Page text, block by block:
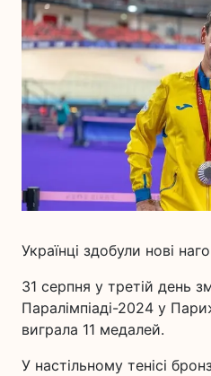
Українці здобули нові
31 серпня у третій день
Паралімпіаді-2024 у
виграла 11 медалей.
У настільному тенісі